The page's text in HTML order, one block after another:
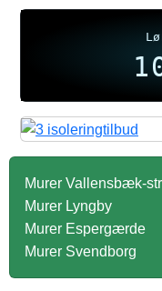
Murer Vallensbæk-
Murer Lyngby
Murer Espergærde
Murer Svendborg